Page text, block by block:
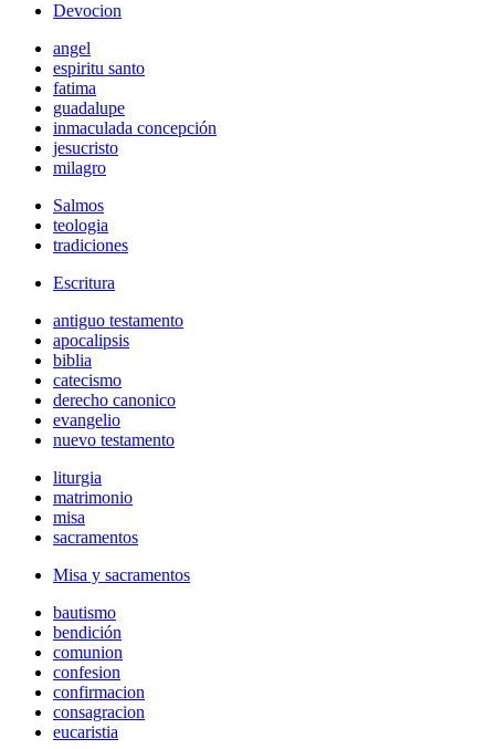
Devocion
angel
espiritu santo
fatima
guadalupe
inmaculada concepción
jesucristo
milagro
Salmos
teologia
tradiciones
Escritura
antiguo testamento
apocalipsis
biblia
catecismo
derecho canonico
evangelio
nuevo testamento
liturgia
matrimonio
misa
sacramentos
Misa y sacramentos
bautismo
bendición
comunion
confesion
confirmacion
consagracion
eucaristia